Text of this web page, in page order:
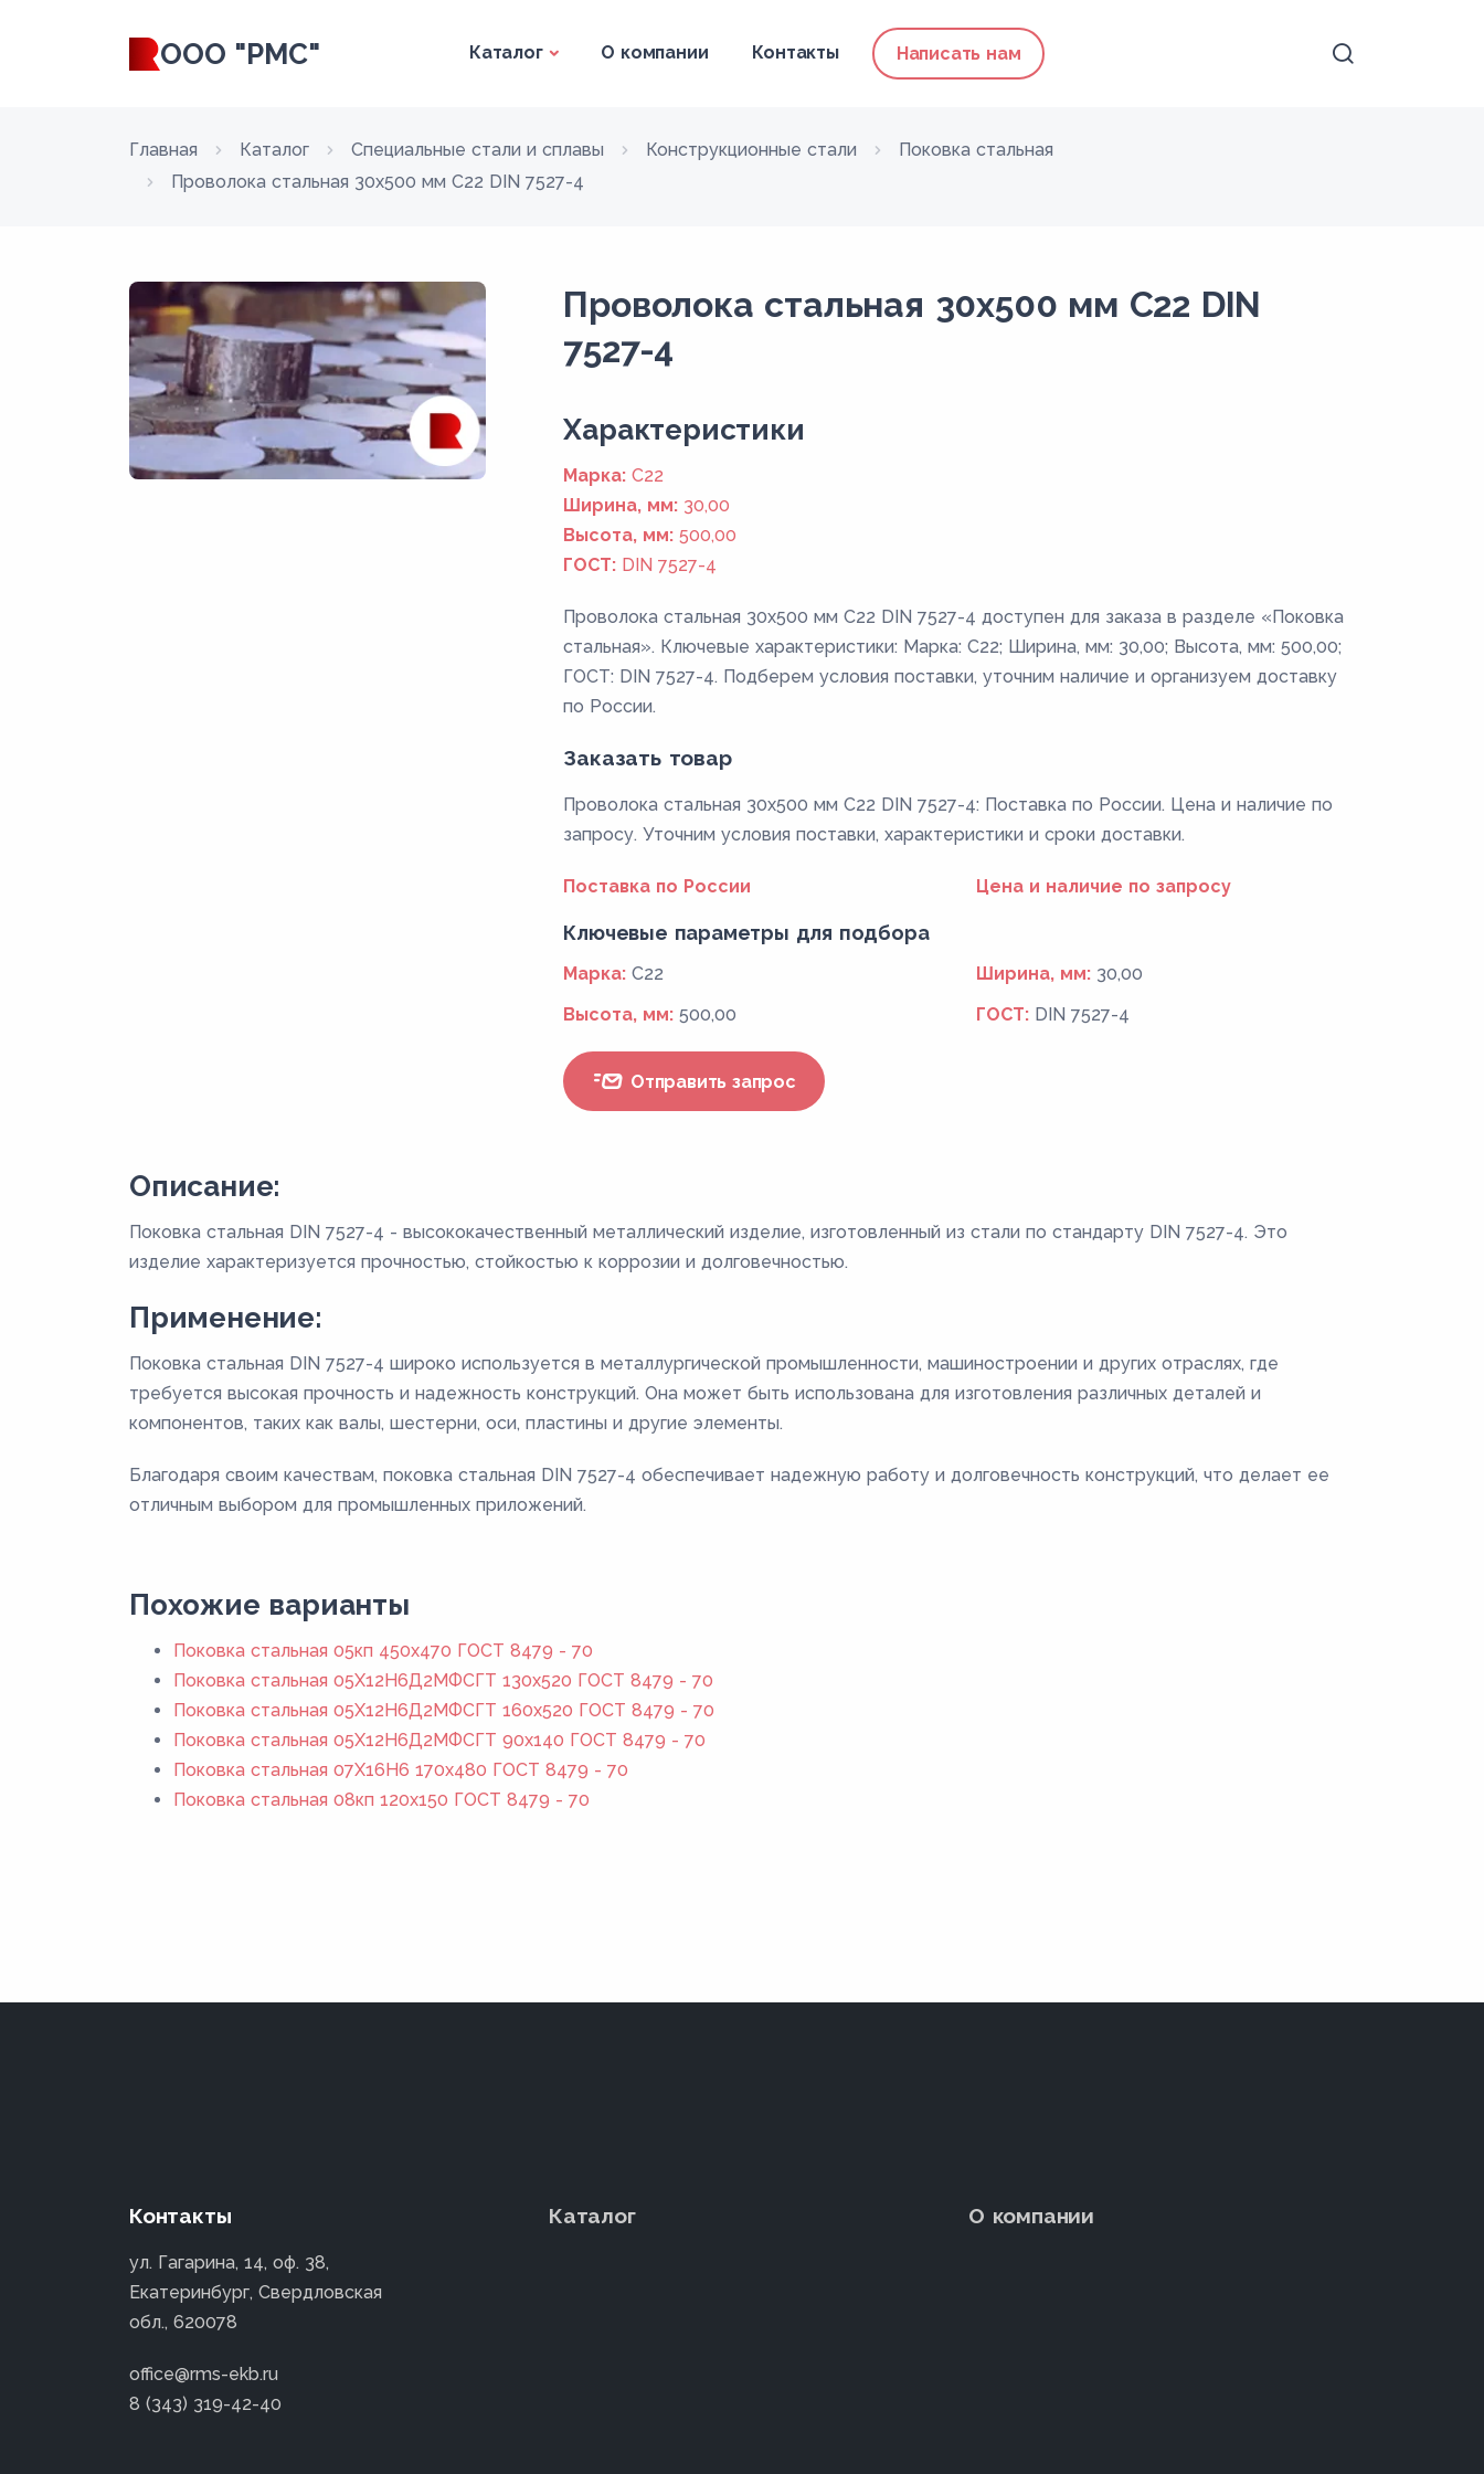
ООО "РМС" Каталог О компании Контакты Написать нам
Главная Каталог Специальные стали и сплавы Конструкционные стали
Поковка стальная
Проволока стальная 30х500 мм C22 DIN 7527-4
Проволока стальная 30х500 мм C22 DIN
7527-4
Xарактеристики
Марка: C22
Ширина, мм: 30,00
Высота, мм: 500,00
ГОСТ: DIN 7527-4
Проволока стальная 30х500 мм C22 DIN 7527-4 доступен для заказа в разделе «Поковка
стальная». Ключевые характеристики: Марка: C22; Ширина, мм: 30,00; Высота, мм: 500,00;
ГОСТ: DIN 7527-4. Подберем условия поставки, уточним наличие и организуем доставку
по России.
Заказать товар
Проволока стальная 30х500 мм C22 DIN 7527-4: Поставка по России. Цена и наличие по
запросу. Уточним условия поставки, характеристики и сроки доставки.
Поставка по России Цена и наличие по запросу
Ключевые параметры для подбора
Марка: C22 Ширина, мм: 30,00
Высота, мм: 500,00 ГОСТ: DIN 7527-4
Отправить запрос
Описание:
Поковка стальная DIN 7527-4 - высококачественный металлический изделие, изготовленный из стали по стандарту DIN 7527-4. Это
изделие характеризуется прочностью, стойкостью к коррозии и долговечностью.
Применение:
Поковка стальная DIN 7527-4 широко используется в металлургической промышленности, машиностроении и других отраслях, где
требуется высокая прочность и надежность конструкций. Она может быть использована для изготовления различных деталей и
компонентов, таких как валы, шестерни, оси, пластины и другие элементы.
Благодаря своим качествам, поковка стальная DIN 7527-4 обеспечивает надежную работу и долговечность конструкций, что делает ее
отличным выбором для промышленных приложений.
Похожие варианты
Поковка стальная 05кп 450x470 ГОСТ 8479 - 70
Поковка стальная 05Х12Н6Д2МФСГТ 130x520 ГОСТ 8479 - 70
Поковка стальная 05Х12Н6Д2МФСГТ 160x520 ГОСТ 8479 - 70
Поковка стальная 05Х12Н6Д2МФСГТ 90x140 ГОСТ 8479 - 70
Поковка стальная 07Х16Н6 170x480 ГОСТ 8479 - 70
Поковка стальная 08кп 120x150 ГОСТ 8479 - 70
Контакты
ул. Гагарина, 14, оф. 38,
Екатеринбург, Свердловская
обл., 620078
office@rms-ekb.ru
8 (343) 319-42-40
Каталог О компании